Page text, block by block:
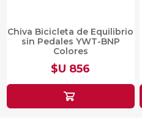
Chiva Bicicleta de Equilibrio
sin Pedales YWT-BNP
Colores
$U 856